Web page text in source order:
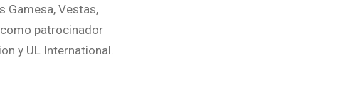
Gamesa, Vestas,
como patrocinador
y UL International.